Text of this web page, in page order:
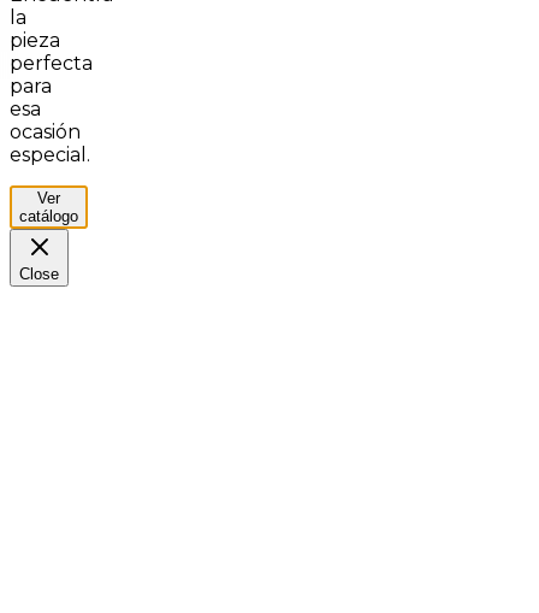
la
pieza
perfecta
para
esa
ocasión
especial.
Ver
catálogo
Close